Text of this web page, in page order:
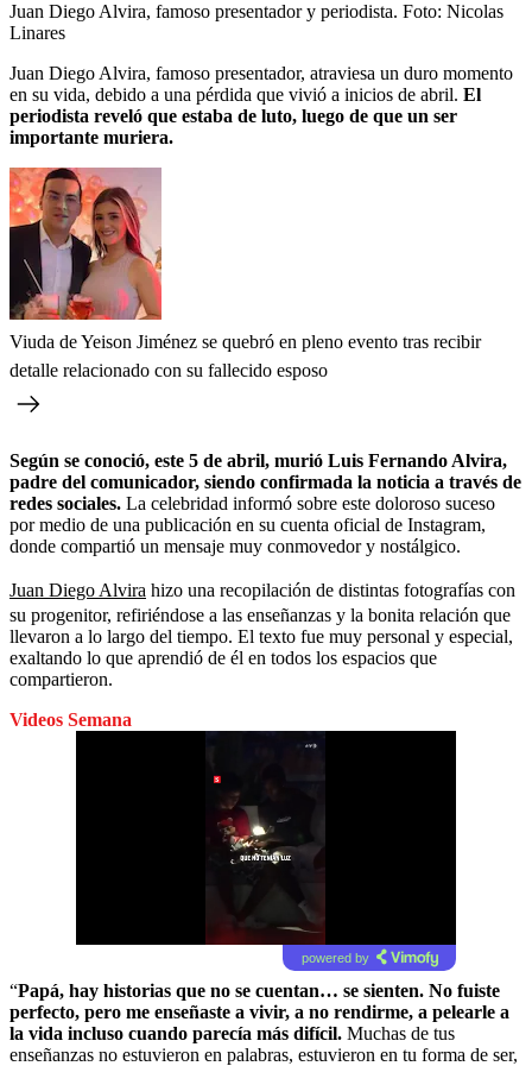
Juan Diego Alvira, famoso presentador y periodista. Foto: Nicolas
Linares
Juan Diego Alvira, famoso presentador, atraviesa un duro momento
en su vida, debido a una pérdida que vivió a inicios de abril. El
periodista reveló que estaba de luto, luego de que un ser
importante muriera.
Viuda de Yeison Jiménez se quebró en pleno evento tras recibir
detalle relacionado con su fallecido esposo
Según se conoció, este 5 de abril, murió Luis Fernando Alvira,
padre del comunicador, siendo confirmada la noticia a través de
redes sociales. La celebridad informó sobre este doloroso suceso
por medio de una publicación en su cuenta oficial de Instagram,
donde compartió un mensaje muy conmovedor y nostálgico.
Juan Diego Alvira hizo una recopilación de distintas fotografías con
su progenitor, refiriéndose a las enseñanzas y la bonita relación que
llevaron a lo largo del tiempo. El texto fue muy personal y especial,
exaltando lo que aprendió de él en todos los espacios que
compartieron.
Videos Semana
powered by
“Papá, hay historias que no se cuentan… se sienten. No fuiste
perfecto, pero me enseñaste a vivir, a no rendirme, a pelearle a
la vida incluso cuando parecía más difícil. Muchas de tus
enseñanzas no estuvieron en palabras, estuvieron en tu forma de ser,